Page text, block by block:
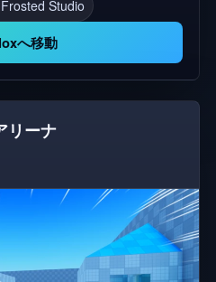
マスターして、敵を上回
とジェムを獲得して、新
その他をアンロックしよ
レット、コンソールで利
ウントの禁止につながり
Frosted Studio
へ移動
リーナ